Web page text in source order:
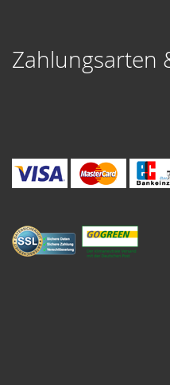
Zahlungsarten